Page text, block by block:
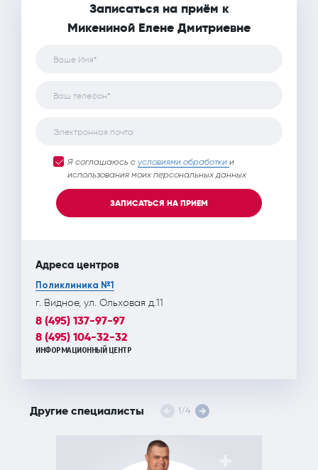
Записаться на приём к
Микениной Елене Дмитриевне
Ваше Имя*
Ваш телефон*
Электронная почта
Я соглашаюсь с условиями обработки и
использования моих персональных данных
ЗАПИСАТЬСЯ НА ПРИЕМ
Адреса центров
Поликлиника №1
г. Видное, ул. Ольховая д.11
8 (495) 137-97-97
8 (495) 104-32-32
ИНФОРМАЦИОННЫЙ ЦЕНТР
Другие специалисты 1 /4